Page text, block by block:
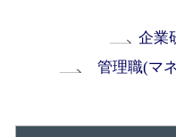
企業
管理職(マ